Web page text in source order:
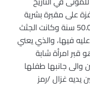
على مقبرة بشرية
تحوي 12 جثة نياندرتالية أرّخت بحدود 50.000 سنة وكانت الجثث
ما عثر عليه فيها، والذي يعني
قبر امرأة شابة
والى جانبها طفلها
يديه غزال /رمز